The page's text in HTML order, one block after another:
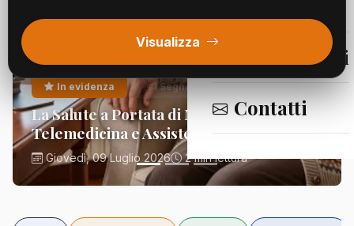
Segnalazioni
Contatti
Visualizza
In evidenza Segnalazioni
La Salute a Portata di Mano:
Telemedicina e Assistenza Domiciliare
Giovedì, 09 Luglio 2026 2 min lettura